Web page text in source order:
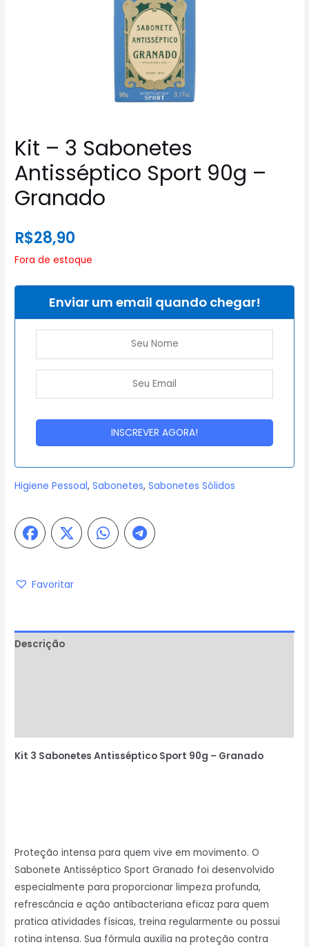
Kit – 3 Sabonetes
Antisséptico Sport 90g –
Granado
R$28,90
Fora de estoque
Enviar um email quando chegar!
Higiene Pessoal,Sabonetes,Sabonetes Sólidos
Favoritar
Descrição
Kit 3 Sabonetes Antisséptico Sport 90g – Granado
Proteção intensa para quem vive em movimento. O
Sabonete Antisséptico Sport Granado foi desenvolvido
especialmente para proporcionar limpeza profunda,
refrescância e ação antibacteriana eficaz para quem
pratica atividades físicas, treina regularmente ou possui
rotina intensa. Sua fórmula auxilia na proteção contra